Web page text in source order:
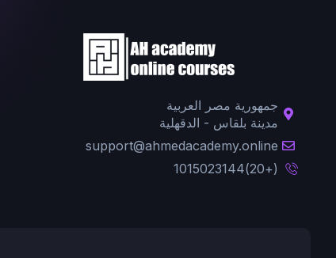
جمهورية مصر العربية
مدينة بلقاس - الدقهلية
support@ahmedacademy.online
(+20)1015023144